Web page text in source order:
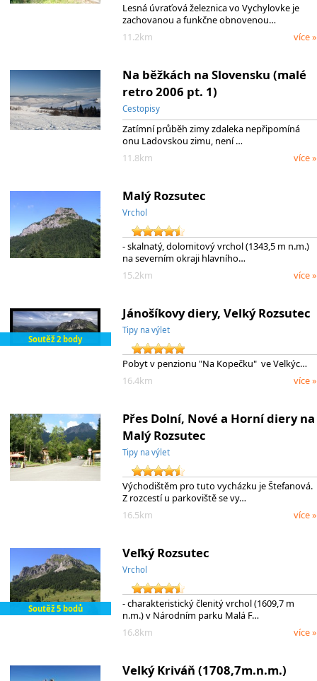
Lesná úvraťová železnica vo Vychylovke je
zachovanou a funkčne obnovenou…
11.2km
více »
Na běžkách na Slovensku (malé
retro 2006 pt. 1)
Cestopisy
Zatímní průběh zimy zdaleka nepřipomíná
onu Ladovskou zimu, není …
11.8km
více »
Malý Rozsutec
Vrchol
- skalnatý, dolomitový vrchol (1343,5 m n.m.)
na severním okraji hlavního…
15.2km
více »
Soutěž 2 body
Jánošíkovy diery, Velký Rozsutec
Tipy na výlet
Pobyt v penzionu "Na Kopečku" ve Velkýc…
16.4km
více »
Přes Dolní, Nové a Horní diery na
Malý Rozsutec
Tipy na výlet
Východištěm pro tuto vycházku je Štefanová.
Z rozcestí u parkoviště se vy…
16.5km
více »
Soutěž 5 bodů
Veľký Rozsutec
Vrchol
- charakteristický členitý vrchol (1609,7 m
n.m.) v Národním parku Malá F…
16.8km
více »
Velký Kriváň (1708,7m.n.m.)